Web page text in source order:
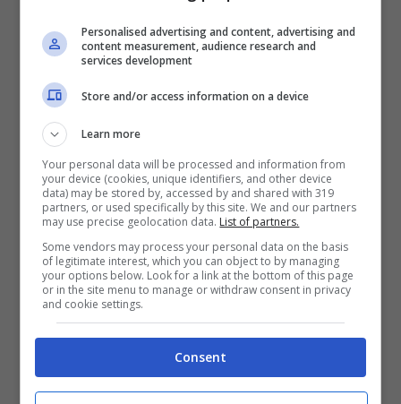
Cosa può succedere se lasci il
gatto da solo
Cosa fa il gatto quando è da solo in casa? Ecco la verità
(Foto Adobe Stock)
Personalised advertising and content, advertising and
content measurement, audience research and
services development
Store and/or access information on a device
Learn more
Your personal data will be processed and information from
your device (cookies, unique identifiers, and other device
data) may be stored by, accessed by and shared with 319
partners, or used specifically by this site. We and our partners
may use precise geolocation data. List of partners.
Some vendors may process your personal data on the basis
of legitimate interest, which you can object to by managing
your options below. Look for a link at the bottom of this page
or in the site menu to manage or withdraw consent in privacy
and cookie settings.
Consent